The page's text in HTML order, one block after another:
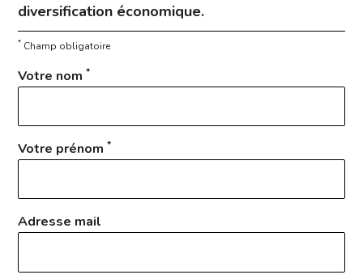
diversification économique.
* Champ obligatoire
Votre nom*
Votre prénom*
Adresse mail